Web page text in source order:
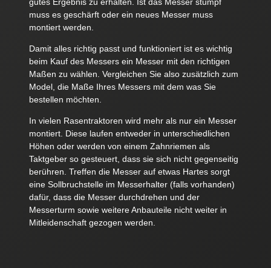
muss es geschärft oder ein neues Messer muss
montiert werden.
Damit alles richtig passt und funktioniert ist es wichtig
beim Kauf des Messers ein Messer mit den richtigen
Maßen zu wählen. Vergleichen Sie also zusätzlich zum
Model, die Maße Ihres Messers mit dem was Sie
bestellen möchten.
In vielen Rasentraktoren wird mehr als nur ein Messer
montiert. Diese laufen entweder in unterschiedlichen
Höhen oder werden von einem Zahnriemen als
Taktgeber so gesteuert, dass sie sich nicht gegenseitig
berühren. Treffen die Messer auf etwas Hartes sorgt
eine Sollbruchstelle im Messerhalter (falls vorhanden)
dafür, dass die Messer durchdrehen und der
Messerturm sowie weitere Anbauteile nicht weiter in
Mitleidenschaft gezogen werden.